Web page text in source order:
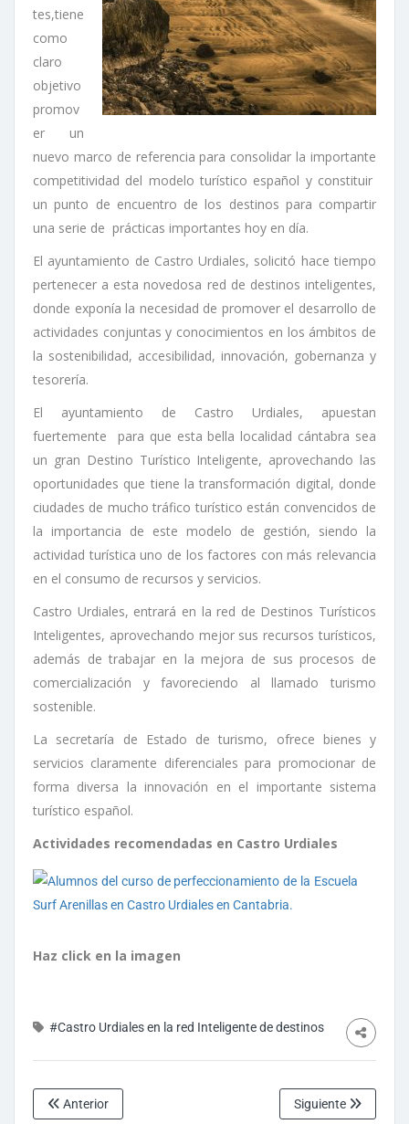
tes,tiene
como
claro
objetivo
promov
er un
nuevo marco de referencia para consolidar la importante
competitividad del modelo turístico español y constituir
un punto de encuentro de los destinos para compartir
una serie de prácticas importantes hoy en día.
El ayuntamiento de Castro Urdiales, solicitó hace tiempo
pertenecer a esta novedosa red de destinos inteligentes,
donde exponía la necesidad de promover el desarrollo de
actividades conjuntas y conocimientos en los ámbitos de
la sostenibilidad, accesibilidad, innovación, gobernanza y
tesorería.
El ayuntamiento de Castro Urdiales, apuestan
fuertemente para que esta bella localidad cántabra sea
un gran Destino Turístico Inteligente, aprovechando las
oportunidades que tiene la transformación digital, donde
ciudades de mucho tráfico turístico están convencidos de
la importancia de este modelo de gestión, siendo la
actividad turística uno de los factores con más relevancia
en el consumo de recursos y servicios.
Castro Urdiales, entrará en la red de Destinos Turísticos
Inteligentes, aprovechando mejor sus recursos turísticos,
además de trabajar en la mejora de sus procesos de
comercialización y favoreciendo al llamado turismo
sostenible.
La secretaría de Estado de turismo, ofrece bienes y
servicios claramente diferenciales para promocionar de
forma diversa la innovación en el importante sistema
turístico español.
Actividades recomendadas en Castro Urdiales
Haz click en la imagen
#Castro Urdiales en la red Inteligente de destinos
Anterior Siguiente